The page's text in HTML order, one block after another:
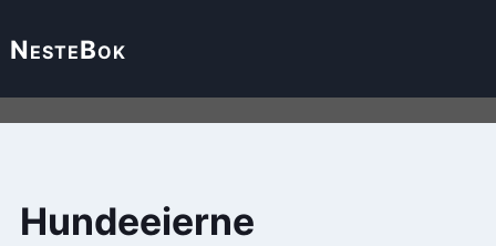
NesteBok
Hundeeierne